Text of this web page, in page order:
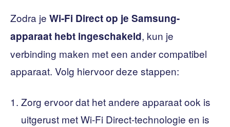
Zodra je Wi-Fi Direct op je Samsung-
apparaat hebt ingeschakeld, kun je
verbinding maken met een ander compatibel
apparaat. Volg hiervoor deze stappen:
Zorg ervoor dat het andere apparaat ook is
uitgerust met Wi-Fi Direct-technologie en is